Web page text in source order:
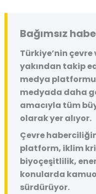
Bağımsız
Türkiye’nin
yakından takip
medya platformu
medyada daha
amacıyla tüm
olarak yer alıyor.
Çevre
platform, iklim
biyoçeşitlilik,
konularda
sürdürüyor.